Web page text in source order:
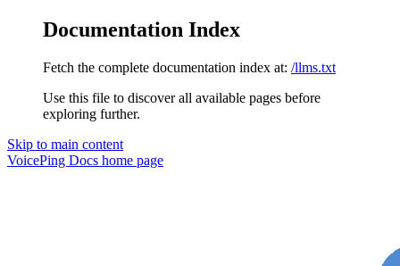
Documentation Index
Fetch the complete documentation index at: /llms.txt
Use this file to discover all available pages before
exploring further.
Skip to main content
VoicePing Docs home page